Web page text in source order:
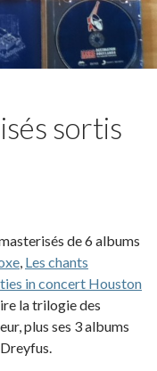
sortis
de 6 albums
, Les chants
in concert Houston
la trilogie des
plus ses 3 albums